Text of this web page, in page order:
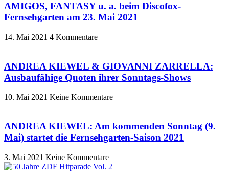
AMIGOS, FANTASY u. a. beim Discofox-
Fernsehgarten am 23. Mai 2021
14. Mai 2021 4 Kommentare
ANDREA KIEWEL & GIOVANNI ZARRELLA:
Ausbaufähige Quoten ihrer Sonntags-Shows
10. Mai 2021 Keine Kommentare
ANDREA KIEWEL: Am kommenden Sonntag (9.
Mai) startet die Fernsehgarten-Saison 2021
3. Mai 2021 Keine Kommentare